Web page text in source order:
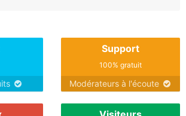
Support
100% gratuit
Modérateurs à l'écoute